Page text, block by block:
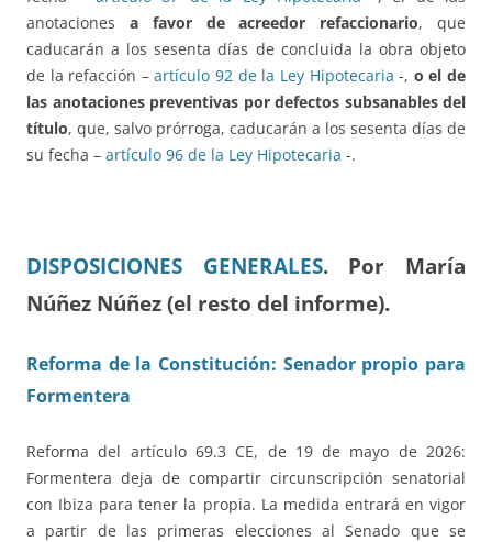
anotaciones a favor de acreedor refaccionario, que
caducarán a los sesenta días de concluida la obra objeto
de la refacción –artículo 92 de la Ley Hipotecaria -, o el de
las anotaciones preventivas por defectos subsanables del
título, que, salvo prórroga, caducarán a los sesenta días de
su fecha – artículo 96 de la Ley Hipotecaria -.
DISPOSICIONES GENERALES. Por María
Núñez Núñez (el resto del informe).
Reforma de la Constitución: Senador propio para
Formentera
Reforma del artículo 69.3 CE, de 19 de mayo de 2026:
Formentera deja de compartir circunscripción senatorial
con Ibiza para tener la propia. La medida entrará en vigor
a partir de las primeras elecciones al Senado que se